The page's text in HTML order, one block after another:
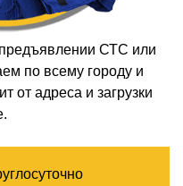
СТС или
по всему городу и
от адреса и загрузки